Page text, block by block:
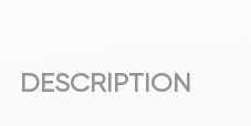
DESCRIPTION